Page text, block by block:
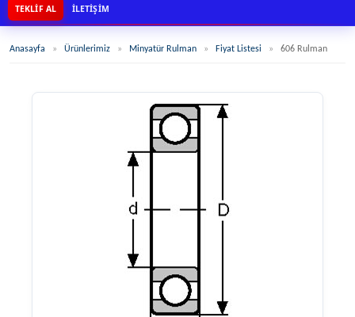
TEKLIF AL İLETIŞIM
Anasayfa » Ürünlerimiz » Minyatür Rulman » Fiyat Listesi » 606 Rulman